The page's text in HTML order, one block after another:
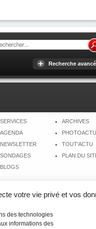
votre vie privé et vos
des technologies
informations des
Recherche
SERVICES
AGENDA
NEWSLETTER
SONDAGES
BLOGS
ARCHIVES
TOUT'ACTU
PLAN DU